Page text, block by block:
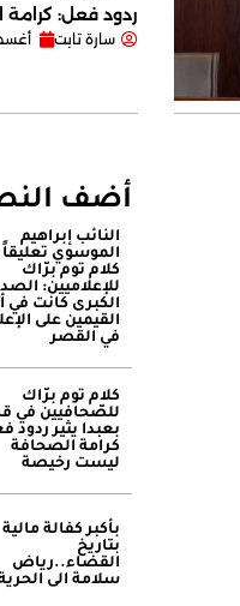
ردود فعل:
سارة تابت أغسطس
أضف
النائب إبراهيم
الموسوي تعليقاً
كلام توم برّاك
للإعلاميين:
الكبرى كانت في
القيمين على
في القصر
كلام توم برّاك
للصّحافيين في
بعبدا يثير ردود
كرامة الصحافة
ليست رخيصة
بأكبر كفالة مالية
بتاريخ
القضاء..رياض
سلامة الى